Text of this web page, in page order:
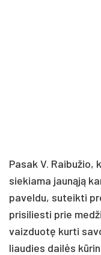
Pasak V. Raibužio,
siekiama jaunąją
paveldu, suteikti
prisiliesti prie
vaizduotę kurti
liaudies dailės